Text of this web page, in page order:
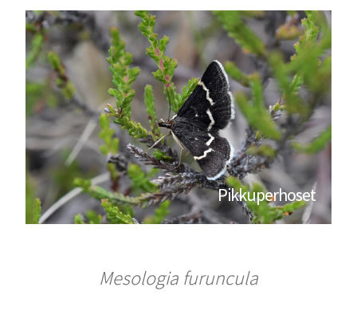
Pikkuperhoset
Mesologia furuncula